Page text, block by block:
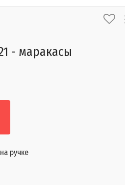
- маракасы
ручке